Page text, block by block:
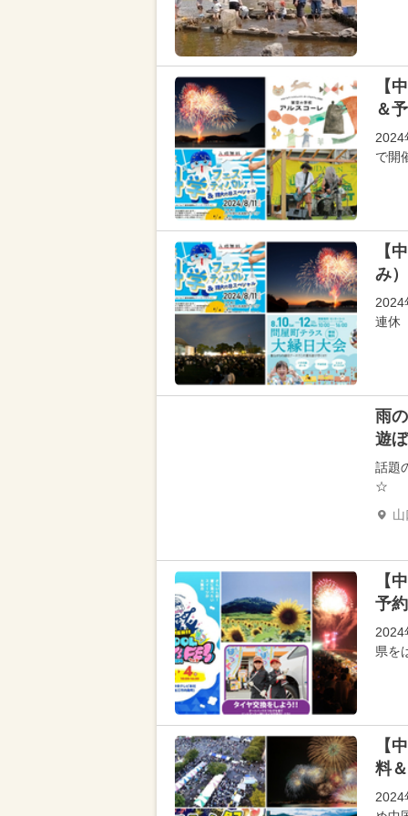
【
＆
2024
で開
【
み
2024
連休
雨
遊
話題
☆
【
予
2024
県を
【
料
2024